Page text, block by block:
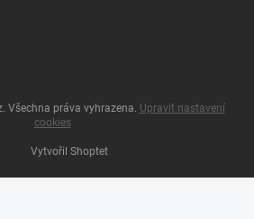
Vytvořil Shoptet
. Všechna práva vyhrazena. Upravit nastavení
cookies